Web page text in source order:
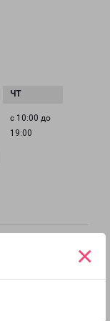
×
с 10:00 до
19:00